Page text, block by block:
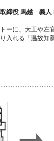
締役 馬越 義人
ーに、大工や
入れる「温故知